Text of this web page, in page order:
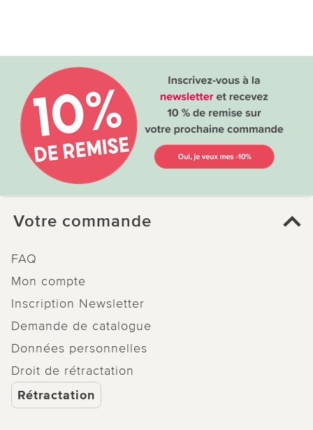
Votre commande
FAQ
Mon compte
Inscription Newsletter
Demande de catalogue
Données personnelles
Droit de rétractation
Rétractation